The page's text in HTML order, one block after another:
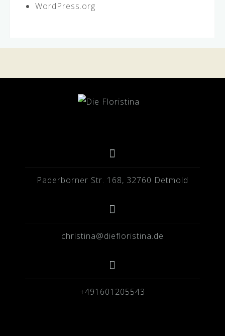
WordPress.org
Paderborner Str. 168, 32760 Detmold
christina@diefloristina.de
+491601205543